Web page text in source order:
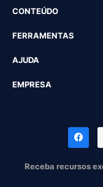
CONTEÚDO
FERRAMENTAS
AJUDA
EMPRESA
Receba recursos